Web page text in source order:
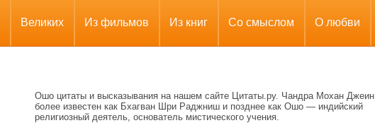
Великих Из фильмов Из книг Со смыслом О любви
Ошо цитаты и высказывания на нашем сайте Цитаты.ру. Чандра Мохан Джеин
более известен как Бхагван Шри Раджниш и позднее как Ошо — индийский
религиозный деятель, основатель мистического учения.